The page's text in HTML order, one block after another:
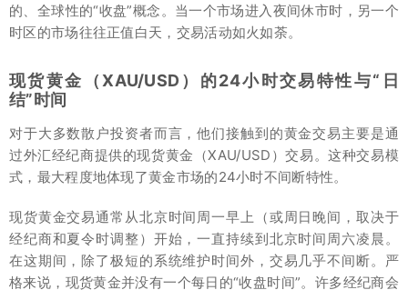
的、全球性的“收盘”概念。当一个市场进入夜间休市时，另一个
时区的市场往往正值白天，交易活动如火如荼。
现货黄金（XAU/USD）的24小时交易特性与“日
结”时间
对于大多数散户投资者而言，他们接触到的黄金交易主要是通
过外汇经纪商提供的现货黄金（XAU/USD）交易。这种交易模
式，最大程度地体现了黄金市场的24小时不间断特性。
现货黄金交易通常从北京时间周一早上（或周日晚间，取决于
经纪商和夏令时调整）开始，一直持续到北京时间周六凌晨。
在这期间，除了极短的系统维护时间外，交易几乎不间断。严
格来说，现货黄金并没有一个每日的“收盘时间”。许多经纪商会